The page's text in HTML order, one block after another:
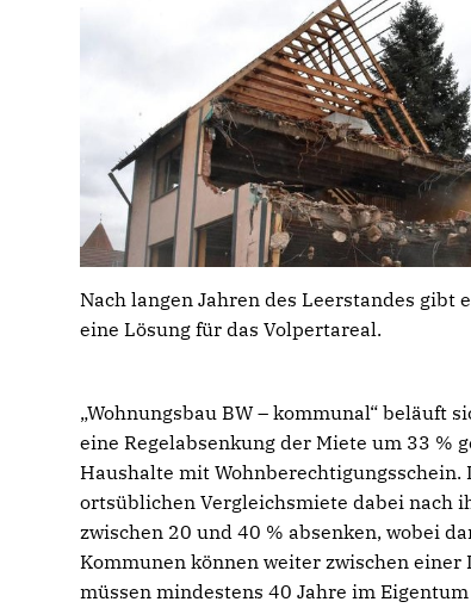
Nach langen Jahren des Leerstandes gibt
eine Lösung für das Volpertareal.
Wohnungsbau BW – kommunal“ beläuft
eine Regelabsenkung der Miete um 33
Haushalte mit
ortsüblichen Vergleichsmiete dabei nach
zwischen 20 und 40 % absenken, wobei
Kommunen können weiter zwischen
müssen mindestens 40 Jahre im